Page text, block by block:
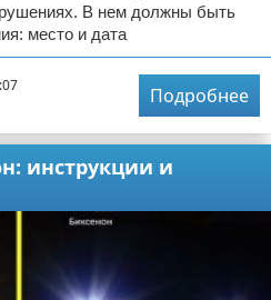
В нем должны быть
место и дата
Подробнее
инструкции и